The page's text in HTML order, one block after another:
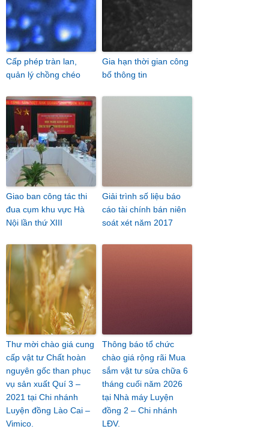
Cấp phép tràn lan,
quản lý chồng chéo
Gia hạn thời gian công
bố thông tin
Giao ban công tác thi
đua cụm khu vực Hà
Nội lần thứ XIII
Giải trình số liệu báo
cáo tài chính bán niên
soát xét năm 2017
Thư mời chào giá cung
cấp vật tư Chất hoàn
nguyên gốc than phục
vụ sản xuất Quí 3 –
2021 tại Chi nhánh
Luyện đồng Lào Cai –
Vimico.
Thông báo tổ chức
chào giá rộng rãi Mua
sắm vật tư sửa chữa 6
tháng cuối năm 2026
tại Nhà máy Luyện
đồng 2 – Chi nhánh
LĐV.